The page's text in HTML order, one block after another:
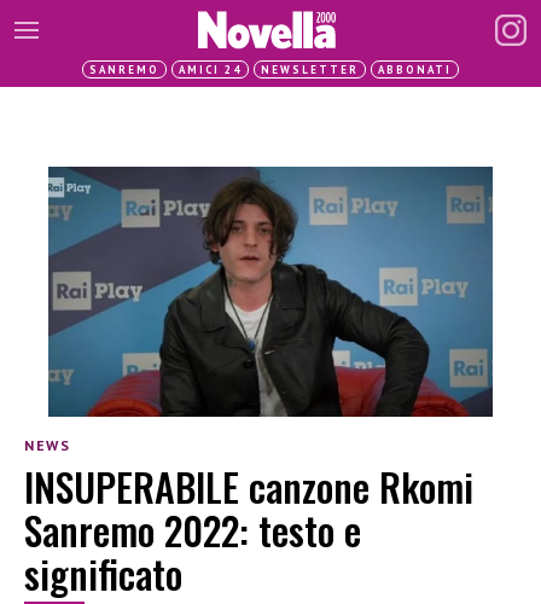
SANREMO AMICI 24 NEWSLETTER ABBONATI
NEWS
INSUPERABILE canzone Rkomi
Sanremo 2022: testo e
significato